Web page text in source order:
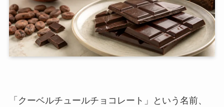
「クーベルチュールチョコレート」という名前、